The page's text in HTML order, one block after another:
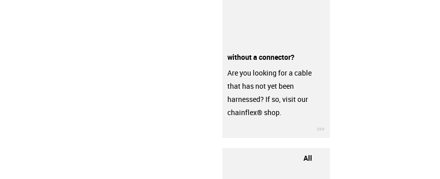
without a connector?
Are you looking for a cable
that has not yet been
harnessed? If so, visit our
chainflex® shop.
All